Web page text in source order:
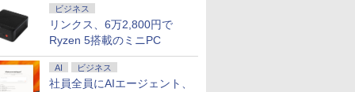
ビジネス
リンクス、6万2,800円で
Ryzen 5搭載のミニPC
AI ビジネス
社員全員にAIエージェント、